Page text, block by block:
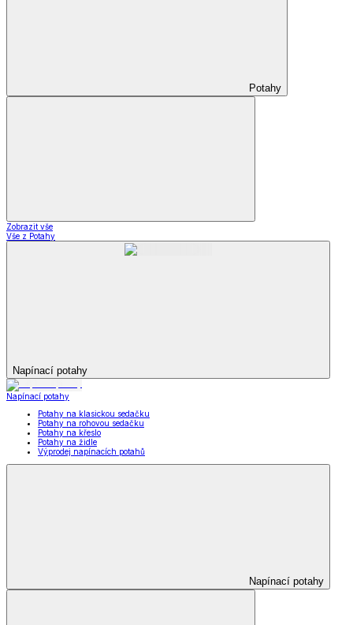
Potahy
Zobrazit vše
Vše z Potahy
Napínací potahy
Napínací potahy
Potahy na klasickou sedačku
Potahy na rohovou sedačku
Potahy na křeslo
Potahy na židle
Výprodej napínacích potahů
Napínací potahy